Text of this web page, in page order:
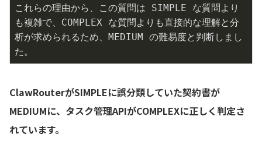
これらの理由から、この質問は SIMPLE な質問より
も複雑で、COMPLEX な質問よりも直接的な理解と分
析が求められるため、MEDIUM の難易度と判断しまし
た。
ClawRouterがSIMPLEに誤分類していた契約書が
MEDIUMに、タスク管理APIがCOMPLEXに正しく判定さ
れています。